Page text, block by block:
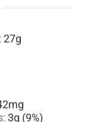
27g
mg
3g (9%)